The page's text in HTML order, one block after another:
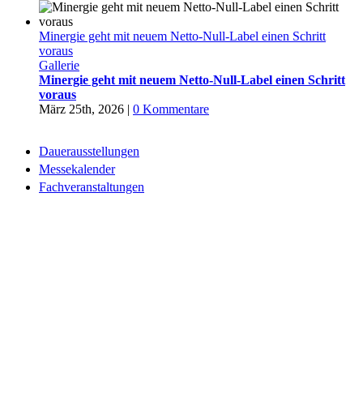
Minergie geht mit neuem Netto-Null-Label einen Schritt
voraus
Gallerie
Minergie geht mit neuem Netto-Null-Label einen Schritt
voraus
März 25th, 2026 | 0 Kommentare
Dauerausstellungen
Messekalender
Fachveranstaltungen